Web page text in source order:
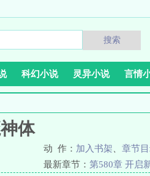
搜索
科幻小说 灵异小说 言情
体
动 作： 加入书架 章节
最新章节： 第580章 开启